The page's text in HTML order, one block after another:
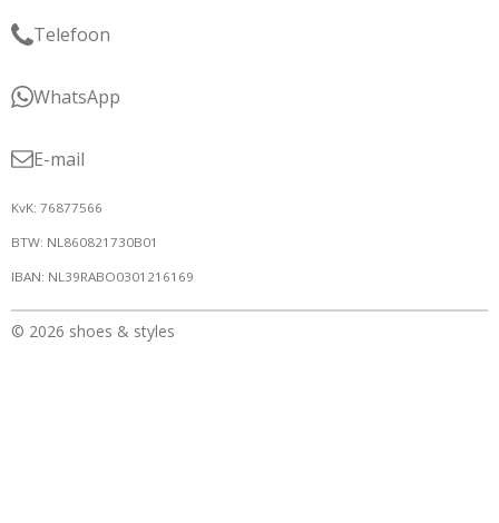
Telefoon
WhatsApp
E-mail
KvK: 76877566
BTW: NL860821730B01
IBAN: NL39RABO0301216169
© 2026 shoes & styles